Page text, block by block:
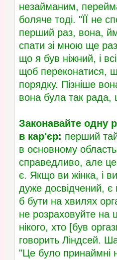
незайманим,
боляче тоді. "ЇЇ не
перший раз, вона,
спати зі мною ще
що я був ніжний, і
щоб переконатися,
порядку. Пізніше
вона була так рада,
Законавайте одну
в кар'єр: перший
в основному
справедливо, але це
є. Якщо ви жінка, і
дуже досвідчений,
б бути на хвилях
не розраховуйте на
нікого, хто [був
говорить Ліндсей.
"Це було принаймні